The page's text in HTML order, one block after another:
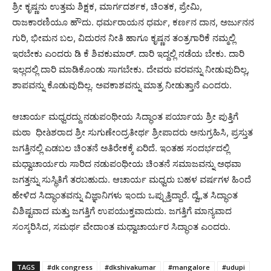
ಶ್ರೀ ಕೃಷ್ಣನು ಉತ್ತಮ ಶಿಕ್ಷಕ, ಮಾರ್ಗದರ್ಶಕ, ಚಿಂತಕ, ಪ್ರೇಮಿ,
ರಾಜಕಾರಣಿಯೂ ಹೌದು. ಧರ್ಮರಾಯನ ಧರ್ಮ, ಕರ್ಣನ ದಾನ, ಅರ್ಜುನನ
ಗುರಿ, ಭೀಮನ ಬಲ, ವಿದುರನ ನೀತಿ ಹಾಗೂ ಕೃಷ್ಣನ ತಂತ್ರಗಾರಿಕೆ ನಮ್ಮಲ್ಲಿ
ಇರಬೇಕು ಎಂದರು ಡಿ ಕೆ ಶಿವಕುಮಾರ್‌. ದಾರಿ ಇದ್ದಲ್ಲಿ ನಡೆಯ ಬೇಕು. ದಾರಿ
ಇಲ್ಲದಲ್ಲಿ ದಾರಿ ಮಾಡಿಕೊಂಡು ಸಾಗಬೇಕು. ದೇವರು ವರವನ್ನು ನೀಡುವುದಿಲ್ಲ,
ಶಾಪವನ್ನು ಕೊಡುವುದಿಲ್ಲ. ಅವಕಾಶವನ್ನು ಮಾತ್ರ ನೀಡುತ್ತಾನೆ ಎಂದರು.
ಆಚಾರ್ಯ ಮಧ್ವರದ್ದು ನಡುಪಂಥೀಯ ಸಿದ್ಧಾಂತ ಪರ್ಯಾಯ ಶ್ರೀ ಪುತ್ತಿಗೆ
ಮಠಾ ಧೀàಶರಾದ ಶ್ರೀ ಸುಗುಣೇಂದ್ರತೀರ್ಥ ಶ್ರೀಪಾದರು ಅನುಗ್ರಹಿಸಿ, ಪ್ರಸ್ತುತ
ಜಗತ್ತಿನಲ್ಲಿ ಎಡಬಲ ಚಿಂತನೆ ಅತಿರೇಕಕ್ಕೆ ಏರಿದೆ. ಇಂತಹ ಸಂದರ್ಭದಲ್ಲಿ
ಮಧ್ವಾಚಾರ್ಯರು ಸಾರಿದ ನಡುಪಂಥೀಯ ಚಿಂತನೆ ಸಮಾಜವನ್ನು ಅಥವಾ
ಜಗತ್ತನ್ನು ಸುಸ್ಥಿತಿಗೆ ತರಬಹುದು. ಆಚಾರ್ಯ ಮಧ್ವರು ಬಹಳ ವರ್ಷಗಳ ಹಿಂದೆ
ಹೇಳಿದ ಸಿದ್ಧಾಂತವನ್ನು ವಿಜ್ಞಾನಿಗಳು ಇಂದು ಒಪ್ಪುತ್ತಿದ್ದಾರೆ. ದ್ವೆ„ತ ಸಿದ್ಧಾಂತ
ವಿಶಿಷ್ಟವಾದ ಮತ್ತು ಜಗತ್ತಿಗೆ ಉಪಯುಕ್ತವಾದುದು. ಜಗತ್ತಿಗೆ ಮಾನ್ಯವಾದ
ಸಂಸ್ಕರಿಸಿದ, ಸಮರ್ಥ ವೇದಾಂತ ಮಧ್ವಾಚಾರ್ಯರ ಸಿದ್ಧಾಂತ ಎಂದರು.
TAGS #dk congress #dkshivakumar #mangalore
#udupi